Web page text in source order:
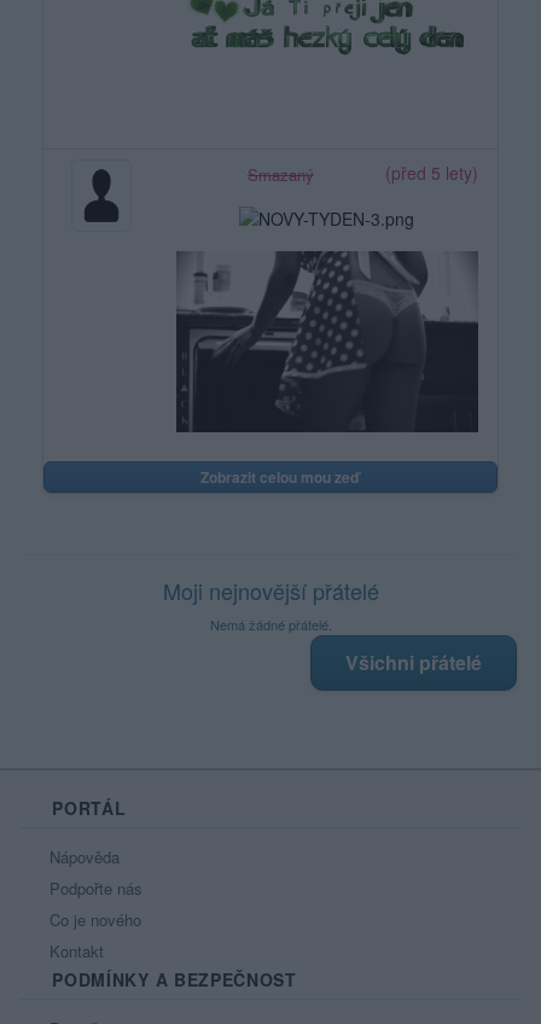
Smazaný (před 5 lety)
Zobrazit celou mou zeď
Moji nejnovější přátelé
Nemá žádné přátelé.
Všichni přátelé
PORTÁL
Nápověda
Podpořte nás
Co je nového
Kontakt
PODMÍNKY A BEZPEČNOST